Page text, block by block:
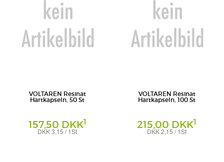
VOLTAREN Resinat
Hartkapseln, 50 St
157,50 DKK1
DKK 3,15 / 1St
VOLTAREN Resinat
Hartkapseln, 100 St
215,00 DKK1
DKK 2,15 / 1St